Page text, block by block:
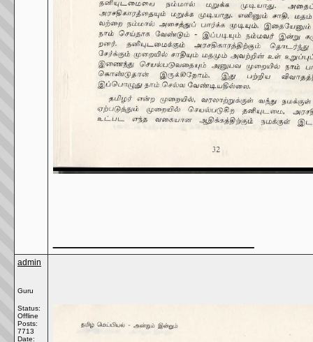
admin
Guru
Status:
Offline
Posts:
7713
Date: